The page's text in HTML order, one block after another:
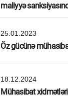
maliyyə
25.01.2023
Öz gücünə
18.12.2024
Mühasibat